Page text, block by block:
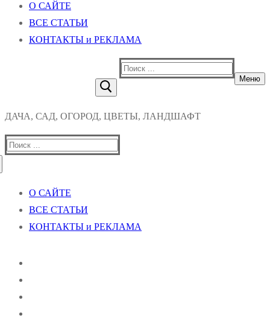
О САЙТЕ
ВСЕ СТАТЬИ
КОНТАКТЫ и РЕКЛАМА
Найти:
Меню
ДАЧА, САД, ОГОРОД, ЦВЕТЫ, ЛАНДШАФТ
Найти:
О САЙТЕ
ВСЕ СТАТЬИ
КОНТАКТЫ и РЕКЛАМА